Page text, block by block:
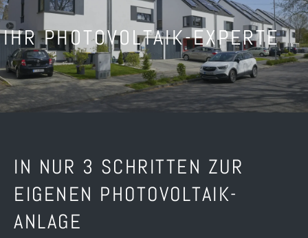
IHR PHOTOVOLTAIK-EXPERTE
IN NUR 3 SCHRITTEN ZUR
EIGENEN PHOTOVOLTAIK-
ANLAGE